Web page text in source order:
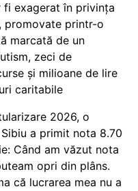
fi exagerat în privința
promovate printr-o
marcată de un
zeci de
și milioane de lire
caritabile
2026, o
a primit nota 8.70
Când am văzut nota
opri din plâns.
că lucrarea mea nu a